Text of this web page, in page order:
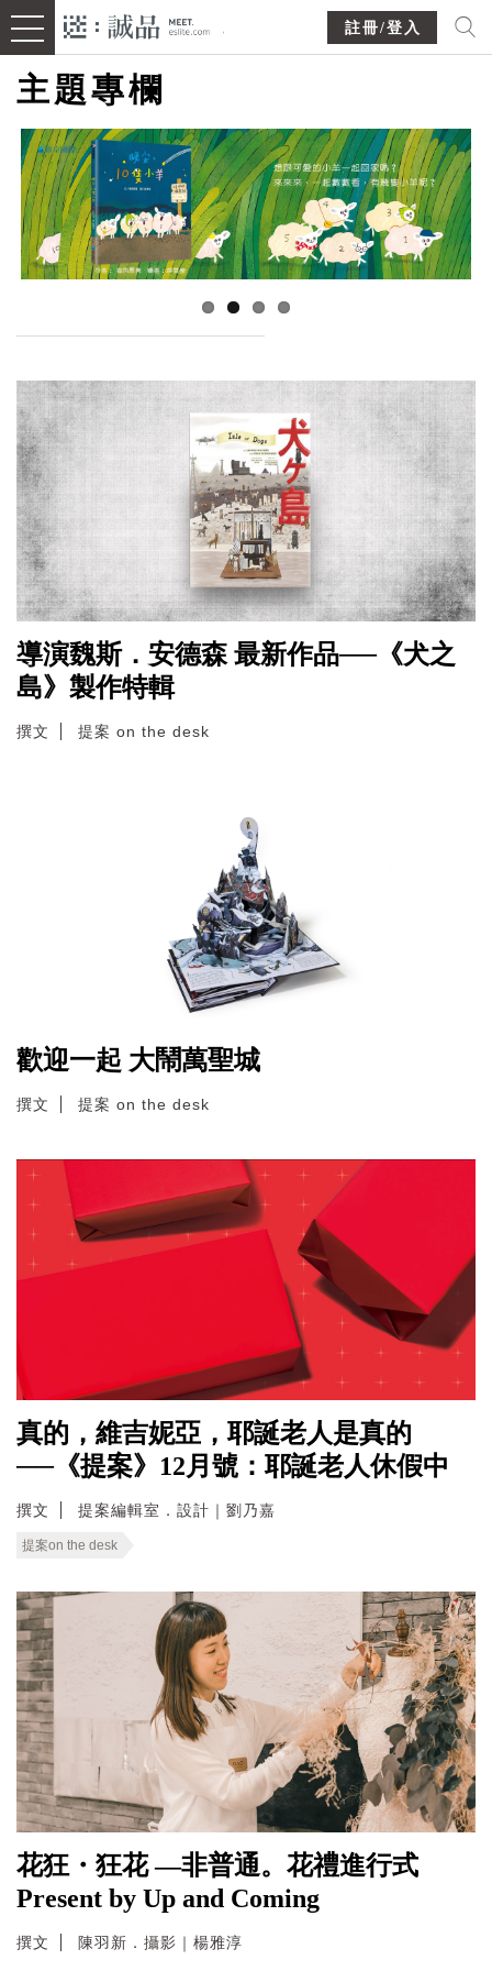
註冊/登入
主題專欄
導演魏斯．安德森 最新作品──《犬之
島》製作特輯
撰文 提案 on the desk
歡迎一起 大鬧萬聖城
撰文 提案 on the desk
真的，維吉妮亞，耶誕老人是真的
──《提案》12月號：耶誕老人休假中
撰文 提案編輯室．設計｜劉乃嘉
提案on the desk
花狂・狂花 —非普通。花禮進行式
Present by Up and Coming
撰文 陳羽新．攝影｜楊雅淳